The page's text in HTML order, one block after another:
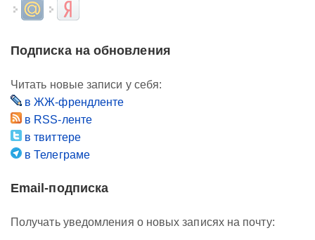
Login with Mail.ruLogin with Яндекс
Подписка на обновления
Читать новые записи у себя:
в ЖЖ-френдленте
в RSS-ленте
в твиттере
в Телеграме
Email-подписка
Получать уведомления о новых записях на почту: